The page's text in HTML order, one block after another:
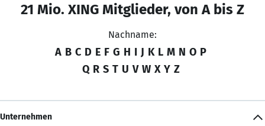
21 Mio. XING Mitglieder, von A bis Z
Nachname:
A B C D E F G H I J K L M N O P
Q R S T U V W X Y Z
Unternehmen